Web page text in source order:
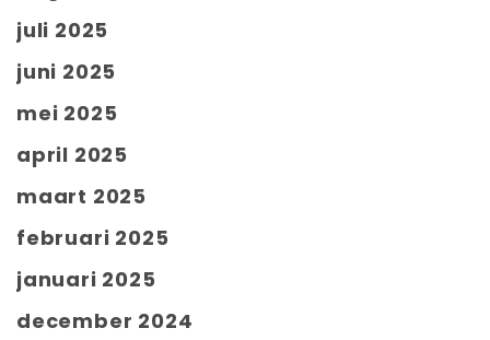
juli 2025
juni 2025
mei 2025
april 2025
maart 2025
februari 2025
januari 2025
december 2024